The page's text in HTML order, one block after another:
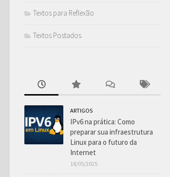
Textos para Reflexão
Textos Postados
ARTIGOS
IPv6 na prática: Como
preparar sua infraestrutura
Linux para o futuro da
Internet
18/05/2025